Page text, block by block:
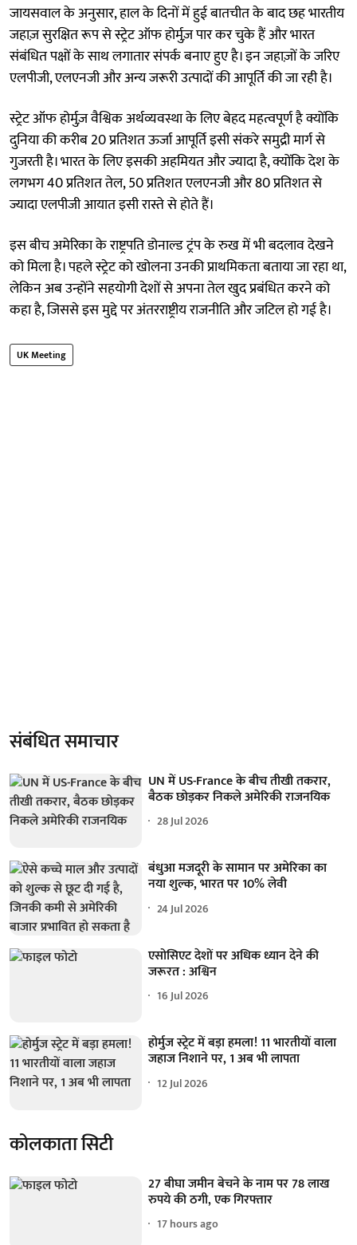
जायसवाल के अनुसार, हाल के दिनों में हुई बातचीत के बाद छह भारतीय
जहाज़ सुरक्षित रूप से स्ट्रेट ऑफ होर्मुज़ पार कर चुके हैं और भारत
संबंधित पक्षों के साथ लगातार संपर्क बनाए हुए है। इन जहाज़ों के जरिए
एलपीजी, एलएनजी और अन्य जरूरी उत्पादों की आपूर्ति की जा रही है।
स्ट्रेट ऑफ होर्मुज़ वैश्विक अर्थव्यवस्था के लिए बेहद महत्वपूर्ण है क्योंकि
दुनिया की करीब 20 प्रतिशत ऊर्जा आपूर्ति इसी संकरे समुद्री मार्ग से
गुजरती है। भारत के लिए इसकी अहमियत और ज्यादा है, क्योंकि देश के
लगभग 40 प्रतिशत तेल, 50 प्रतिशत एलएनजी और 80 प्रतिशत से
ज्यादा एलपीजी आयात इसी रास्ते से होते हैं।
इस बीच अमेरिका के राष्ट्रपति डोनाल्ड ट्रंप के रुख में भी बदलाव देखने
को मिला है। पहले स्ट्रेट को खोलना उनकी प्राथमिकता बताया जा रहा था,
लेकिन अब उन्होंने सहयोगी देशों से अपना तेल खुद प्रबंधित करने को
कहा है, जिससे इस मुद्दे पर अंतरराष्ट्रीय राजनीति और जटिल हो गई है।
UK Meeting
संबंधित समाचार
UN में US-France के बीच तीखी तकरार,
बैठक छोड़कर निकले अमेरिकी राजनयिक
28 Jul 2026
बंधुआ मजदूरी के सामान पर अमेरिका का
नया शुल्क, भारत पर 10% लेवी
24 Jul 2026
एसोसिएट देशों पर अधिक ध्यान देने की
जरूरत : अश्विन
16 Jul 2026
होर्मुज स्ट्रेट में बड़ा हमला! 11 भारतीयों वाला
जहाज निशाने पर, 1 अब भी लापता
12 Jul 2026
कोलकाता सिटी
27 बीघा जमीन बेचने के नाम पर 78 लाख
रुपये की ठगी, एक गिरफ्तार
17 hours ago